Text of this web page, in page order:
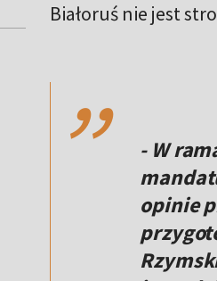
Białoruś nie jest
,,
- W
opinie